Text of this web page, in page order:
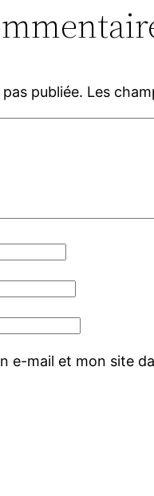
publiée. Les
e-mail et mon site